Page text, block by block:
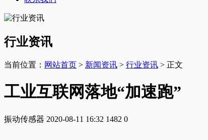
行业资讯
当前位置： 网站首页 > 新闻资讯 > 行业资讯 > 正文
工业互联网落地“加速跑”
振动传感器 2020-08-11 16:32 1482 0